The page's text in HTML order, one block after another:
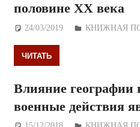
половине ХХ века
24/03/2019 Дежурный по
КНИЖНАЯ
ЧИТАТЬ
Влияние географии
военные действия